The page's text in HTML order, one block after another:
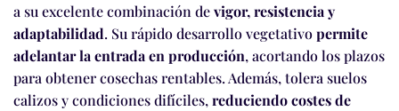
a su excelente combinación devigor, resistencia y
adaptabilidad. Su rápido desarrollo vegetativopermite
adelantar la entrada en producción, acortando los plazos
para obtener cosechas rentables. Además, tolera suelos
calizos y condiciones difíciles,reduciendo costes de